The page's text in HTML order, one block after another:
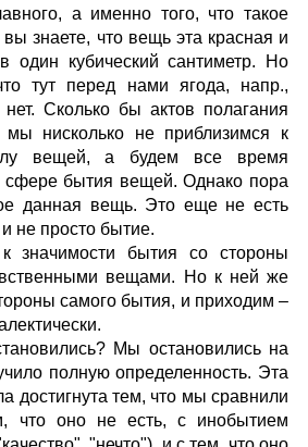
а именно того, что такое
знаете, что вещь эта красная и
один кубический сантиметр. Но
тут перед нами ягода, напр.,
нет. Сколько бы актов полагания
нисколько не приблизимся к
вещей, а будем все время
сфере бытия вещей. Однако пора
данная вещь. Это еще не есть
не просто бытие.
значимости бытия со стороны
вещами. Но к ней же
самого бытия, и приходим –
Мы остановились на
полную определенность. Эта
достигнута тем, что мы сравнили
что оно не есть, с инобытием